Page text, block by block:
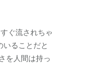
ぐ流されちゃ
ることだと
を人間は持っ